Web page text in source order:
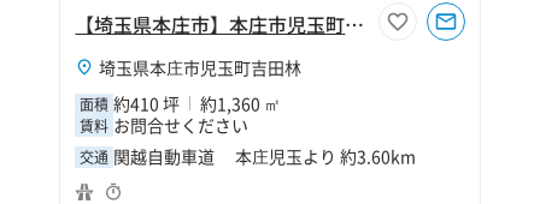
【埼玉県本庄市】本庄市児玉町吉田林410坪倉庫
埼玉県本庄市児玉町吉田林
面積 約410 坪 約1,360 ㎡
賃料 お問合せください
交通 関越自動車道 本庄児玉より 約3.60km